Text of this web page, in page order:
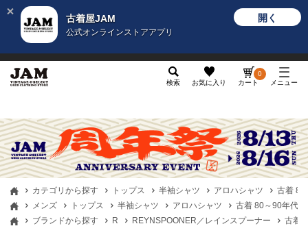
古着屋JAM
公式オンラインストアアプリ
開く
検索 お気に入り カート
0
メニュー
カテゴリから探す トップス 半袖シャツ アロハシャツ
古着 80
メンズ
トップス 半袖シャツ アロハシャツ
古着 80～90年代
ブランドから探す
R REYNSPOONER／レインスプーナー 古着